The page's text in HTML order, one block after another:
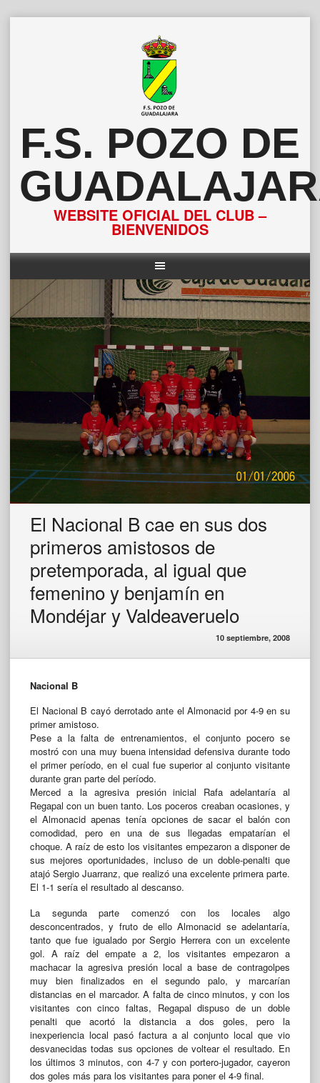
F.S. POZO DE
WEBSITE OFICIAL DEL CLUB –
BIENVENIDOS
El Nacional B cae en sus dos
primeros amistosos de
pretemporada, al igual que
femenino y benjamín en
Mondéjar y Valdeaveruelo
10 septiembre, 2008
Nacional B
El Nacional B cayó derrotado ante el Almonacid por 4-9 en su
primer amistoso.
Pese a la falta de entrenamientos, el conjunto pocero se
mostró con una muy buena intensidad defensiva durante todo
el primer período, en el cual fue superior al conjunto visitante
durante gran parte del período.
Merced a la agresiva presión inicial Rafa adelantaría al
Regapal con un buen tanto. Los poceros creaban ocasiones, y
el Almonacid apenas tenía opciones de sacar el balón con
comodidad, pero en una de sus llegadas empatarían el
choque. A raíz de esto los visitantes empezaron a disponer de
sus mejores oportunidades, incluso de un doble-penalti que
atajó Sergio Juarranz, que realizó una excelente primera parte.
El 1-1 sería el resultado al descanso.
La segunda parte comenzó con los locales algo
desconcentrados, y fruto de ello Almonacid se adelantaría,
tanto que fue igualado por Sergio Herrera con un excelente
gol. A raíz del empate a 2, los visitantes empezaron a
machacar la agresiva presión local a base de contragolpes
muy bien finalizados en el segundo palo, y marcarían
distancias en el marcador. A falta de cinco minutos, y con los
visitantes con cinco faltas, Regapal dispuso de un doble
penalti que acortó la distancia a dos goles, pero la
inexperiencia local pasó factura a al conjunto local que vio
desvanecidas todas sus opciones de voltear el resultado. En
los últimos 3 minutos, con 4-7 y con portero-jugador, cayeron
dos goles más para los visitantes para poner el 4-9 final.